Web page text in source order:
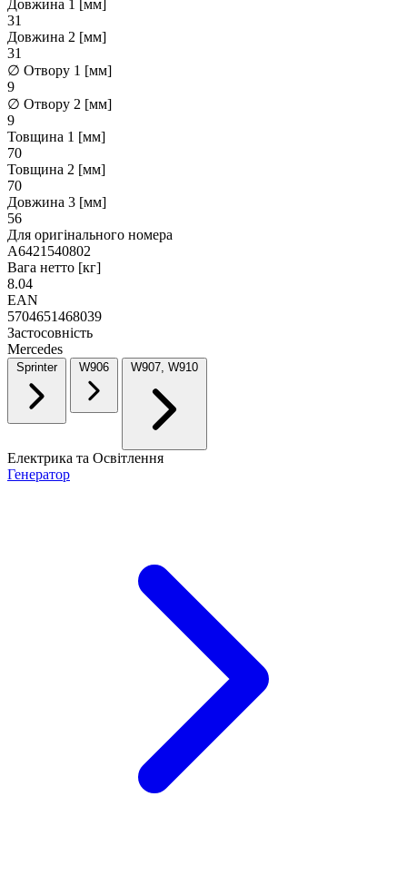
Довжина 1 [мм]
31
Довжина 2 [мм]
31
∅ Отвору 1 [мм]
9
∅ Отвору 2 [мм]
9
Товщина 1 [мм]
70
Товщина 2 [мм]
70
Довжина 3 [мм]
56
Для оригінального номера
A6421540802
Вага нетто [кг]
8.04
EAN
5704651468039
Застосовність
Mercedes
Sprinter
Електрика та Освітлення
Генератор